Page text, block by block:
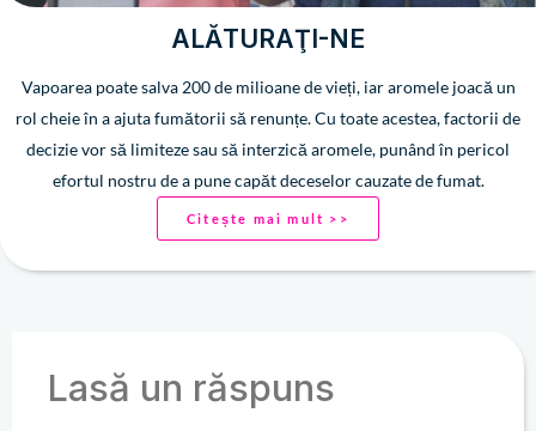
ALĂTURAŢI-NE
Vapoarea poate salva 200 de milioane de vieți, iar aromele joacă un
rol cheie în a ajuta fumătorii să renunțe. Cu toate acestea, factorii de
decizie vor să limiteze sau să interzică aromele, punând în pericol
efortul nostru de a pune capăt deceselor cauzate de fumat.
Citește mai mult >>
Lasă un răspuns